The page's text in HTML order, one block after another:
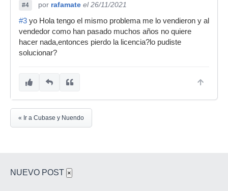
#4 por rafamate el 26/11/2021
#3 yo Hola tengo el mismo problema me lo vendieron y al
vendedor como han pasado muchos años no quiere
hacer nada,entonces pierdo la licencia?lo pudiste
solucionar?
« Ir a Cubase y Nuendo
NUEVO POST ×